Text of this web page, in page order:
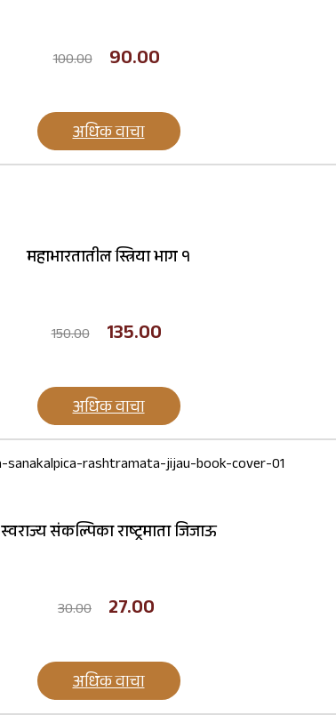
100.00 90.00
अधिक वाचा
महाभारतातील स्त्रिया भाग १
150.00 135.00
अधिक वाचा
स्वराज्य संकल्पिका राष्ट्रमाता जिजाऊ
30.00 27.00
अधिक वाचा